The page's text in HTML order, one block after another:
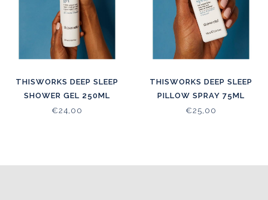
THISWORKS DEEP SLEEP
SHOWER GEL 250ML
€24,00
THISWORKS DEEP SLEEP
PILLOW SPRAY 75ML
€25,00